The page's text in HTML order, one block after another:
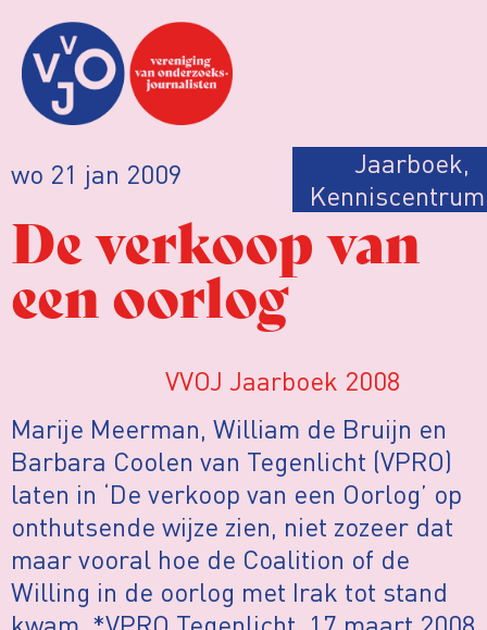
wo 21 jan 2009 Jaarboek,
Kenniscentrum
De verkoop van
een oorlog
VVOJ Jaarboek 2008
Marije Meerman, William de Bruijn en
Barbara Coolen van Tegenlicht (VPRO)
laten in ‘De verkoop van een Oorlog’ op
onthutsende wijze zien, niet zozeer dat
maar vooral hoe de Coalition of de
Willing in de oorlog met Irak tot stand